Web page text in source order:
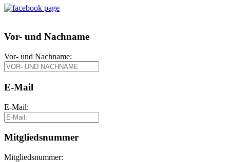
Vor- und Nachname
Vor- und Nachname:
E-Mail
E-Mail:
Mitgliedsnummer
Mitgliedsnummer: